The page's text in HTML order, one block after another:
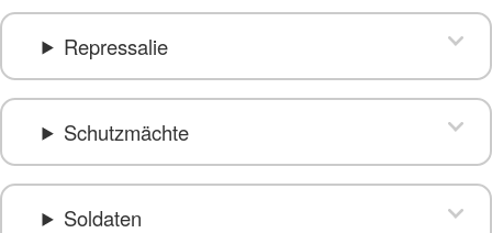
Repressalie
Schutzmächte
Soldaten